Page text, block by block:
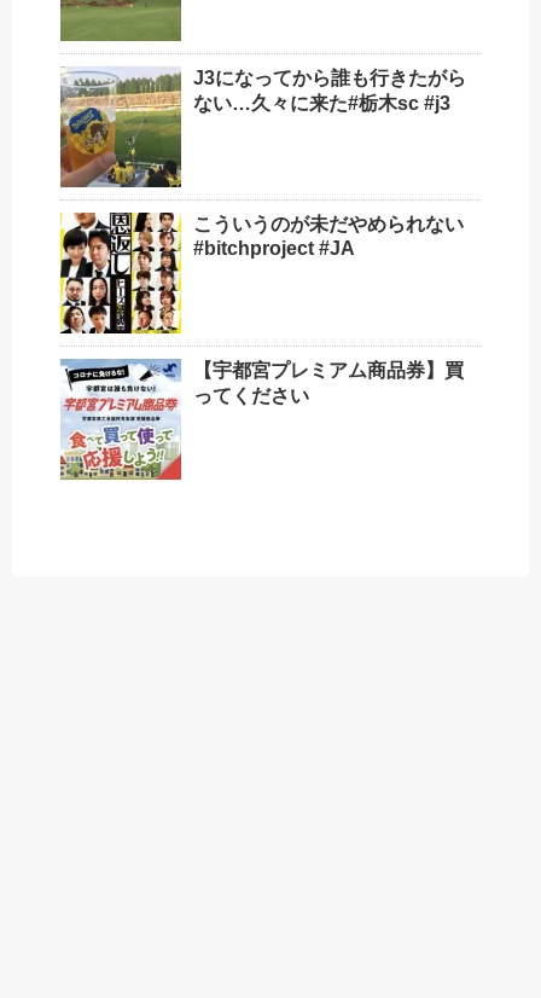
J3になってから誰も行きたがら
ない…久々に来た#栃木sc #j3
こういうのが未だやめられない
#bitchproject #JA
【宇都宮プレミアム商品券】買
ってください